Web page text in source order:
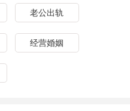
老公出轨
经营婚姻